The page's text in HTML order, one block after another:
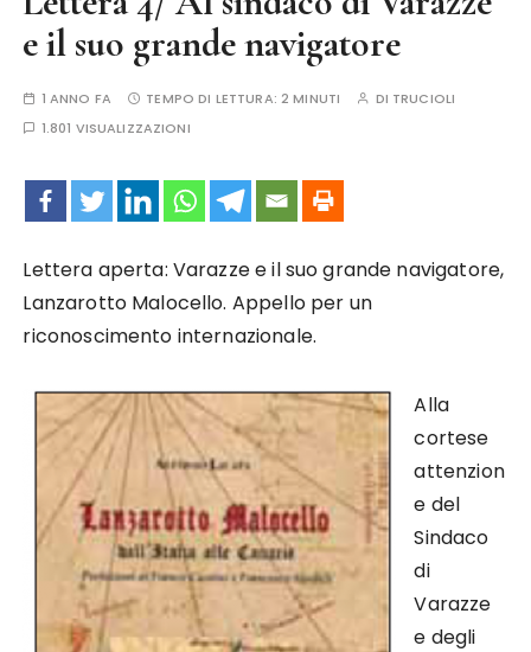
e il suo grande navigatore
1 ANNO FA TEMPO DI LETTURA:2 MINUTI DI TRUCIOLI
1.801 VISUALIZZAZIONI
Lettera aperta: Varazze e il suo grande navigatore,
Lanzarotto Malocello. Appello per un
riconoscimento internazionale.
Alla
cortese
attenzion
e del
Sindaco
di
Varazze
e degli